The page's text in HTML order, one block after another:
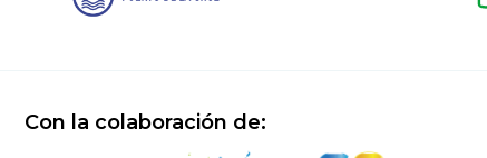
Con la colaboración de: